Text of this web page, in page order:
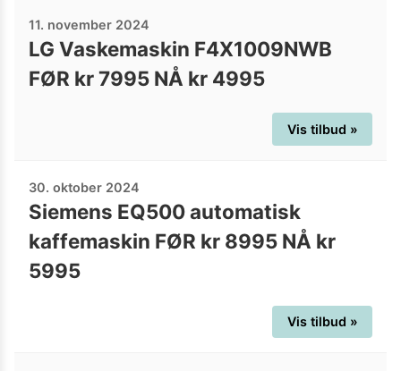
11. november 2024
LG Vaskemaskin F4X1009NWB
FØR kr 7995 NÅ kr 4995
Vis tilbud »
30. oktober 2024
Siemens EQ500 automatisk
kaffemaskin FØR kr 8995 NÅ kr
5995
Vis tilbud »